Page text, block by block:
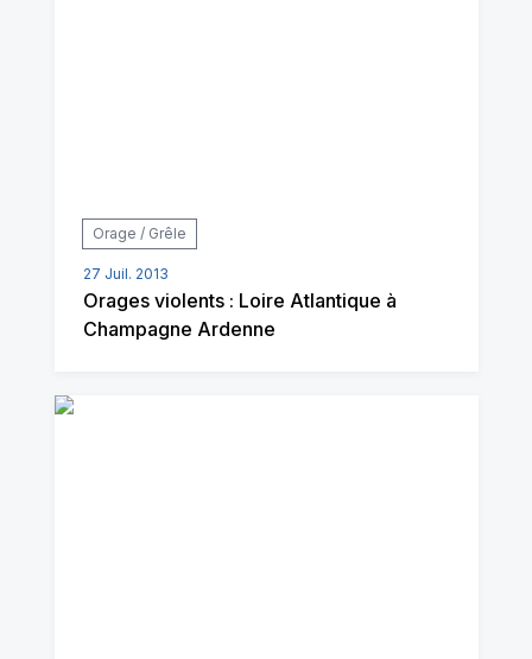
Orage / Grêle
27 Juil. 2013
Orages violents : Loire Atlantique à
Champagne Ardenne